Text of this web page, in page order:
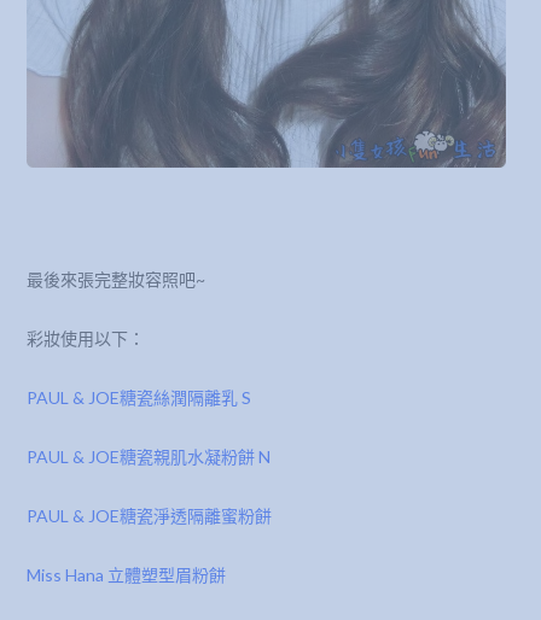
最後來張完整妝容照吧~
彩妝使用以下：
PAUL & JOE糖瓷絲潤隔離乳 S
PAUL & JOE糖瓷親肌水凝粉餅 N
PAUL & JOE糖瓷淨透隔離蜜粉餅
Miss Hana 立體塑型眉粉餅